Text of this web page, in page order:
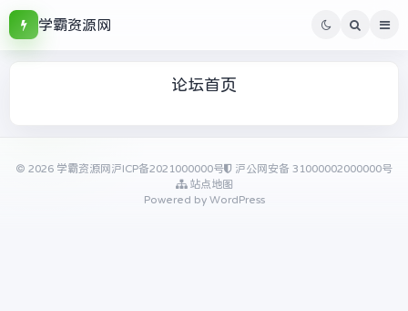
学霸资源网
论坛首页
© 2026 学霸资源网 沪ICP备2021000000号
沪公网安备 31000002000000号
站点地图
Powered by WordPress